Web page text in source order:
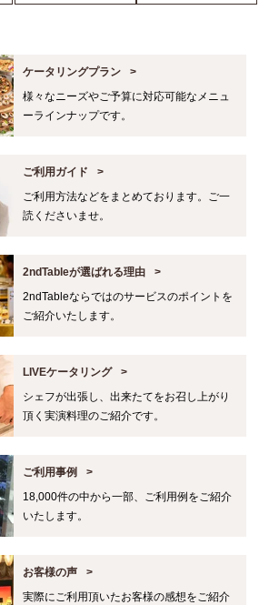
ケータリングプラン
様々なニーズやご予算に対応可能なメニュ
ーラインナップです。
ご利用ガイド
ご利用方法などをまとめております。ご一
読くださいませ。
2ndTableが選ばれる理由
2ndTableならではのサービスのポイントを
ご紹介いたします。
LIVEケータリング
シェフが出張し、出来たてをお召し上がり
頂く実演料理のご紹介です。
ご利用事例
18,000件の中から一部、ご利用例をご紹介
いたします。
お客様の声
実際にご利用頂いたお客様の感想をご紹介